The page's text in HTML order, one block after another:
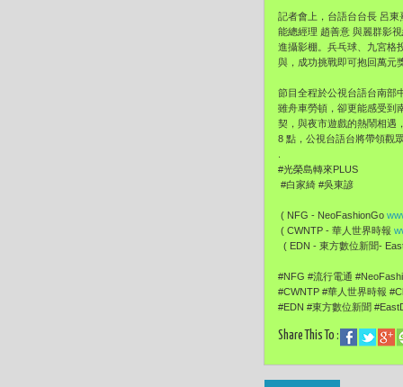
記者會上，台語台台長 呂
能總經理 趙善意 與麗群影
進攝影棚。兵乓球、九宮格
與，成功挑戰即可抱回萬元
節目全程於公視台語台南部
雖舟車勞頓，卻更能感受到
契，與夜市遊戲的熱鬧相遇
8 點，公視台語台將帶領觀
#光榮島轉來PLUS
#白家綺 #吳東諺
( NFG - NeoFashionGo
( CWNTP - 華人世界時報
( EDN - 東方數位新聞-
#NFG #流行電通
#CWNTP #華人世界時報
#EDN #東方數位新聞
Share This To :